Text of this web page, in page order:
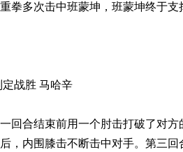
拳多次击中班蒙坤，班蒙坤终于
战胜 马哈辛
回合结束前用一个肘击打破了对
，内围膝击不断击中对手。第三